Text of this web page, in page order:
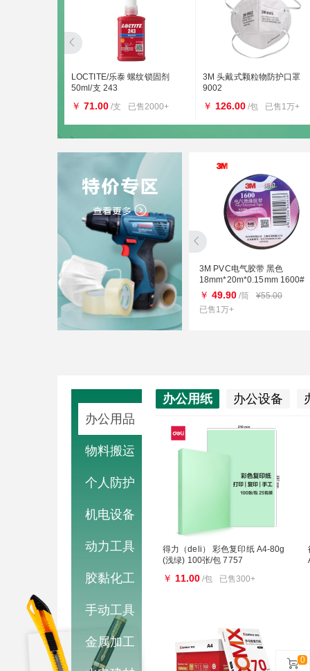
0
LOCTITE/乐泰 螺纹锁固剂
50ml/支 243
￥ 71.00 /支 已售2000+
3M 头戴式颗粒物防护口罩
9002
￥ 126.00 /包 已售1万+
3M PVC电气胶带 黑色
18mm*20m*0.15mm 1600#
￥ 49.90 /筒
¥55.00
已售1万+
办公用品
物料搬运
个人防护
机电设备
动力工具
胶黏化工
手动工具
金属加工
办公用纸 办公设备
得力（deli） 彩色复印纸 A4-80g
(浅绿) 100张/包 7757
￥ 11.00 /包 已售300+